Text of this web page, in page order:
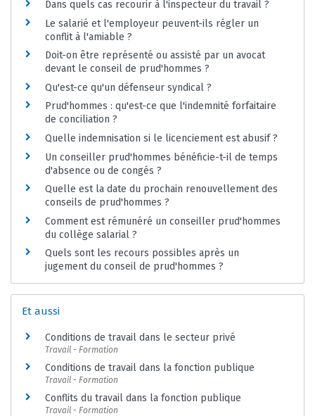
Dans quels cas recourir à l'inspecteur du travail ?
Le salarié et l'employeur peuvent-ils régler un
conflit à l'amiable ?
Doit-on être représenté ou assisté par un avocat
devant le conseil de prud'hommes ?
Qu'est-ce qu'un défenseur syndical ?
Prud'hommes : qu'est-ce que l'indemnité forfaitaire
de conciliation ?
Quelle indemnisation si le licenciement est abusif ?
Un conseiller prud'hommes bénéficie-t-il de temps
d'absence ou de congés ?
Quelle est la date du prochain renouvellement des
conseils de prud'hommes ?
Comment est rémunéré un conseiller prud'hommes
du collège salarial ?
Quels sont les recours possibles après un
jugement du conseil de prud'hommes ?
Et aussi
Conditions de travail dans le secteur privé
Travail - Formation
Conditions de travail dans la fonction publique
Travail - Formation
Conflits du travail dans la fonction publique
Travail - Formation